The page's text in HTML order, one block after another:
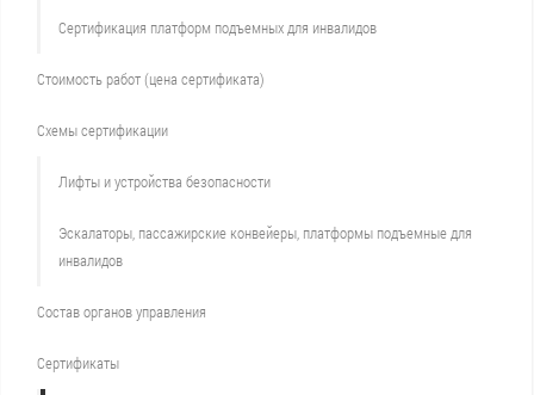
Сертификация платформ подъемных для инвалидов
Стоимость работ (цена сертификата)
Схемы сертификации
Лифты и устройства безопасности
Эскалаторы, пассажирские конвейеры, платформы подъемные для
инвалидов
Состав органов управления
Сертификаты